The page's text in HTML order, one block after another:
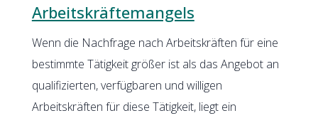
Arbeitskräftemangels
Wenn die Nachfrage nach Arbeitskräften für eine
bestimmte Tätigkeit größer ist als das Angebot an
qualifizierten, verfügbaren und willigen
Arbeitskräften für diese Tätigkeit, liegt ein